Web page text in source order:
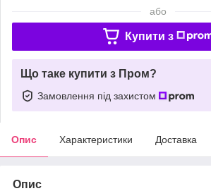
або
Купити з
Що таке купити з Пром?
Замовлення під захистом
Опис Характеристики Доставка
Опис